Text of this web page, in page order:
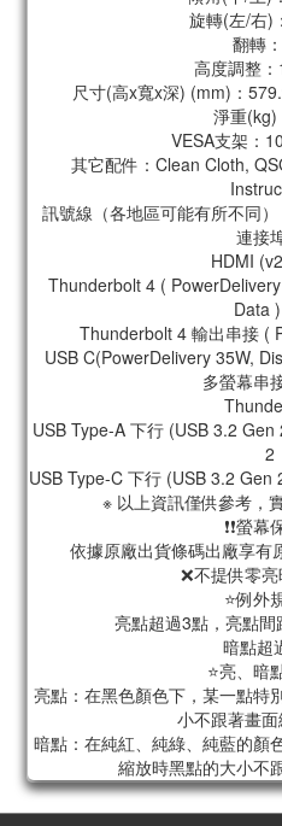
旋轉(左/右)
翻轉
高度調整
尺寸(高x寬x深) (mm)：
淨重(kg)
VESA支架：
其它配件：Clean Cloth,
訊號線（各地區可能有所不同
連接
HDMI
Thunderbolt 4 (
Data
Thunderbolt 4 輸出串接 (
USB C(PowerDelivery 35W,
多螢幕串
USB Type-A 下行 (USB 3.2
2
USB Type-C 下行 (USB 3.2 Gen
※ 以上資訊僅供參考，
❗❗螢幕
依據原廠出貨條碼出廠享有
❌不提供零
⭐例外
亮點超過3點，亮點
暗點超
⭐亮、暗
亮點：在黑色顏色下，某一點特
小不跟著畫面
暗點：在純紅、純綠、純藍的顏
縮放時黑點的大小不